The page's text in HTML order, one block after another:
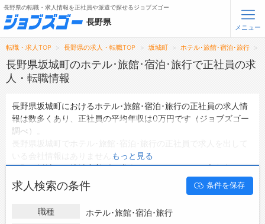
無料会員登録 ログイン
トップ
詳細情報で求人を探す
【初めての方へ】
長野県の求人検索で選ばれる理由
転職支援サービスについて
長野県の転職・求人情報を正社員や派遣で探せるジョブズゴー
長野県
メニュー
転職・求人TOP 長野県の求人・転職TOP 坂城町 ホテル･旅館･宿泊･旅行
長野県坂城町のホテル･旅館･宿泊･旅行で正社員の求
人・転職情報
長野県坂城町におけるホテル･旅館･宿泊･旅行の正社員の求人情
報は数多くあり、正社員の平均年収は0万円です（ジョブズゴー
調べ）。
いる会社情報はありません。
長野県坂城町の地域密着型の求人サイトであるジョブズゴーでは
長野県坂城町の正社員として働けるホテル･旅館･宿泊･旅行の求
人情報を0件取り扱っています。
ハローワークにはない求人も多数扱っており、転職だけでなく、
第二新卒から50代・60代以上の方の再就職も可能です。 長野県
もっと見る
求人検索の条件 条件を保存
職種
ホテル･旅館･宿泊･旅行